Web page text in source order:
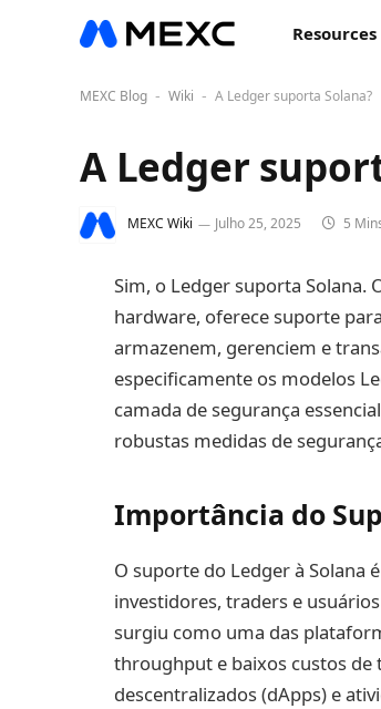
Resources
MEXC Blog - Wiki - A Ledger suporta Solana?
A Ledger
MEXC Wiki Julho 25, 2025 5
Sim, o Ledger suporta Solana.
hardware, oferece suporte
armazenem, gerenciem e
especificamente os modelos
camada de segurança
robustas medidas de
Importância do
O suporte do Ledger à Solana
investidores, traders e
surgiu como uma das
throughput e baixos custos de
descentralizados (dApps) e